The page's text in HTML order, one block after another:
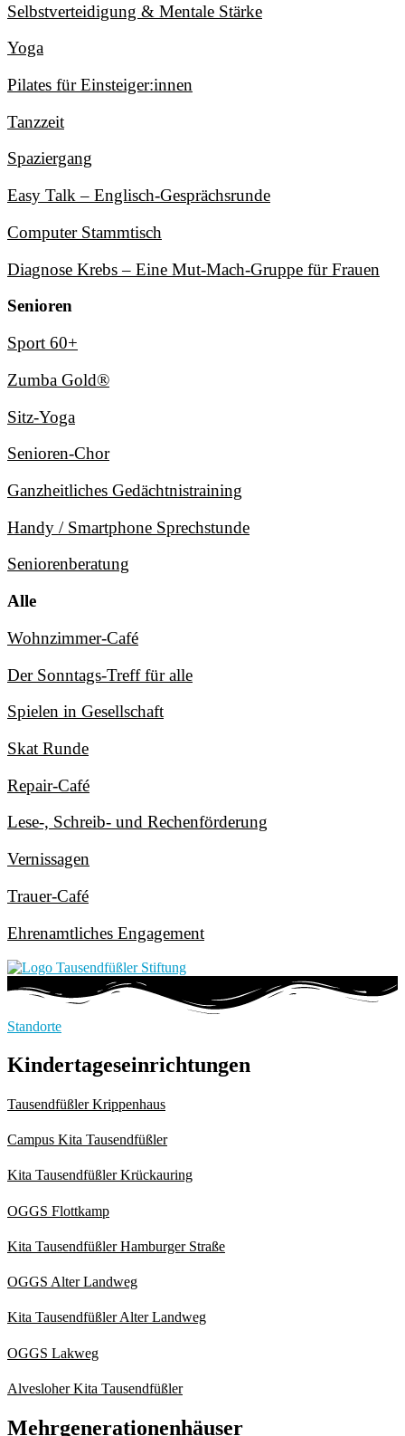
Selbstverteidigung & Mentale Stärke
Yoga
Pilates für Einsteiger:innen
Tanzzeit
Spaziergang
Easy Talk – Englisch-Gesprächsrunde
Computer Stammtisch
Diagnose Krebs – Eine Mut-Mach-Gruppe für Frauen
Senioren
Sport 60+
Zumba Gold®
Sitz-Yoga
Senioren-Chor
Ganzheitliches Gedächtnistraining
Handy / Smartphone Sprechstunde
Seniorenberatung
Alle
Wohnzimmer-Café
Der Sonntags-Treff für alle
Spielen in Gesellschaft
Skat Runde
Repair-Café
Lese-, Schreib- und Rechenförderung
Vernissagen
Trauer-Café
Ehrenamtliches Engagement
Standorte
Kindertageseinrichtungen
Tausendfüßler Krippenhaus
Campus Kita Tausendfüßler
Kita Tausendfüßler Krückauring
OGGS Flottkamp
Kita Tausendfüßler Hamburger Straße
OGGS Alter Landweg
Kita Tausendfüßler Alter Landweg
OGGS Lakweg
Alvesloher Kita Tausendfüßler
Mehrgenerationenhäuser